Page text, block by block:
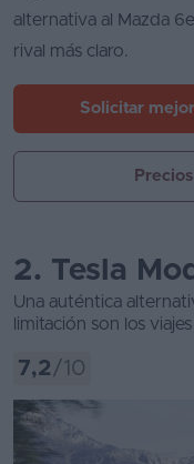
alternativa al Mazda
rival más claro.
Solicitar
2. Tesla
Una auténtica
limitación son los
7,2 /10